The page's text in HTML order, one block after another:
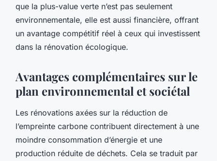
que la plus-value verte n’est pas seulement
environnementale, elle est aussi financière, offrant
un avantage compétitif réel à ceux qui investissent
dans la rénovation écologique.
Avantages complémentaires sur le
plan environnemental et sociétal
Les rénovations axées sur la réduction de
l’empreinte carbone contribuent directement à une
moindre consommation d’énergie et une
production réduite de déchets. Cela se traduit par